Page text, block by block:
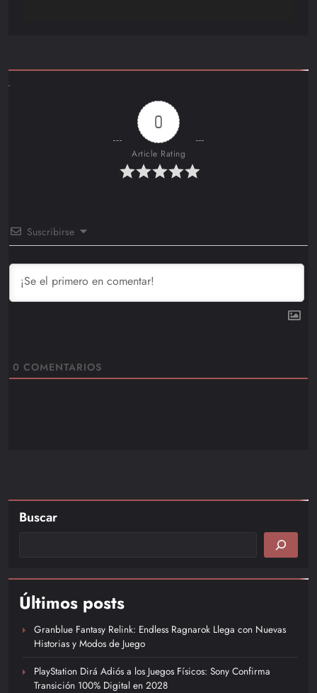
0
Article Rating
Suscribirse
0 COMENTARIOS
Buscar
Últimos posts
Granblue Fantasy Relink: Endless Ragnarok Llega con Nuevas
Historias y Modos de Juego
PlayStation Dirá Adiós a los Juegos Físicos: Sony Confirma
Transición 100% Digital en 2028